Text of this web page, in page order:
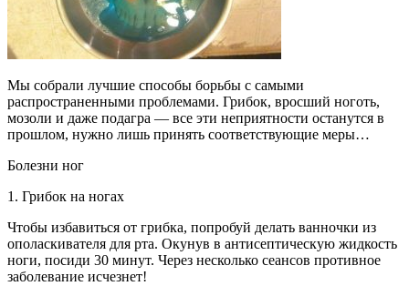
Мы собрали лучшие способы борьбы с самыми
распространенными проблемами. Грибок, вросший ноготь,
мозоли и даже подагра — все эти неприятности останутся в
прошлом, нужно лишь принять соответствующие меры…
Болезни ног
1. Грибок на ногах
Чтобы избавиться от грибка, попробуй делать ванночки из
ополаскивателя для рта. Окунув в антисептическую жидкость
ноги, посиди 30 минут. Через несколько сеансов противное
заболевание исчезнет!